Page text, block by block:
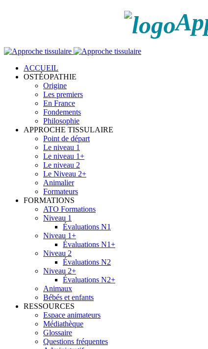
ACCUEIL
OSTÉOPATHIE
Origine
Les premiers
En France
Fondements
Philosophie
APPROCHE TISSULAIRE
Point de départ
Le niveau 1
Le niveau 1+
Le niveau 2
Le Niveau 2+
Animalier
Formateurs
FORMATIONS
ATO Formations
Niveau 1
Évaluations N1
Niveau 1+
Évaluations N1+
Niveau 2
Évaluations N2
Niveau 2+
Évaluations N2+
Animaux
Bébés et enfants
RESSOURCES
Espace animateurs
Médiathèque
Glossaire
Questions fréquentes